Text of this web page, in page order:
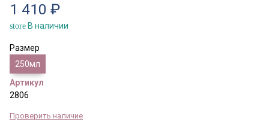
1 410 ₽
store В наличии
Размер
250мл
Артикул
2806
Проверить наличие